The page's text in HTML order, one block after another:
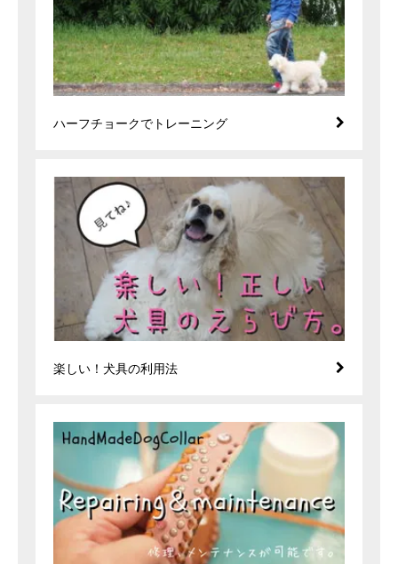
ハーフチョークでトレーニング
楽しい！犬具の利用法